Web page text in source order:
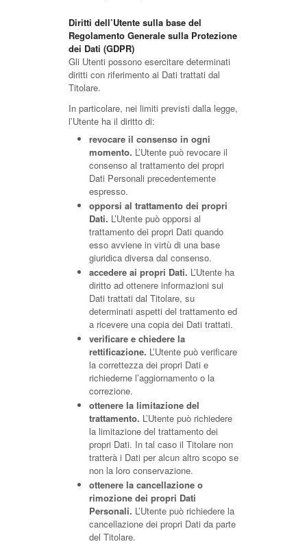
Diritti dell’Utente sulla base del
Regolamento Generale sulla Protezione
dei Dati (GDPR)
Gli Utenti possono esercitare determinati
diritti con riferimento ai Dati trattati dal
Titolare.
In particolare, nei limiti previsti dalla legge,
l’Utente ha il diritto di:
revocare il consenso in ogni
momento. L’Utente può revocare il
consenso al trattamento dei propri
Dati Personali precedentemente
espresso.
opporsi al trattamento dei propri
Dati. L’Utente può opporsi al
trattamento dei propri Dati quando
esso avviene in virtù di una base
giuridica diversa dal consenso.
accedere ai propri Dati. L’Utente ha
diritto ad ottenere informazioni sui
Dati trattati dal Titolare, su
determinati aspetti del trattamento ed
a ricevere una copia dei Dati trattati.
verificare e chiedere la
rettificazione. L’Utente può verificare
la correttezza dei propri Dati e
richiederne l’aggiornamento o la
correzione.
ottenere la limitazione del
trattamento. L’Utente può richiedere
la limitazione del trattamento dei
propri Dati. In tal caso il Titolare non
tratterà i Dati per alcun altro scopo se
non la loro conservazione.
ottenere la cancellazione o
rimozione dei propri Dati
Personali. L’Utente può richiedere la
cancellazione dei propri Dati da parte
del Titolare.